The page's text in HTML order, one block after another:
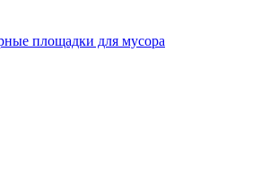
площадки для мусора